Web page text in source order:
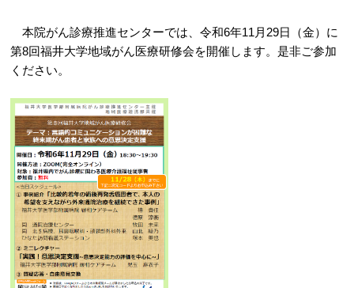
本院がん診療推進センターでは、令和6年11月29日（金）に
第8回福井大学地域がん医療研修会を開催します。是非ご参加
ください。